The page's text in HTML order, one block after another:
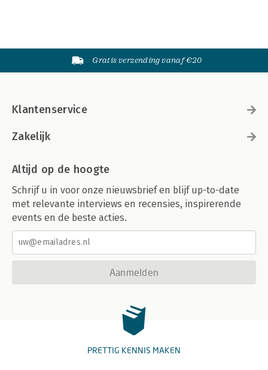
Gratis verzending vanaf €20
Klantenservice
Zakelijk
Altijd op de hoogte
Schrijf u in voor onze nieuwsbrief en blijf up-to-date
met relevante interviews en recensies, inspirerende
events en de beste acties.
Aanmelden
PRETTIG KENNIS MAKEN